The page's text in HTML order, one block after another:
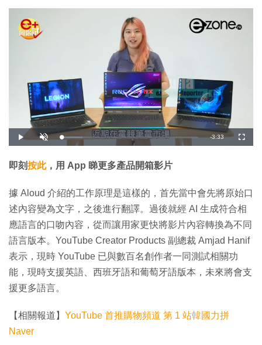
播
放
開
啟
載
入
:
1
1
%
剩
間
-3:33
全
螢
即刻按此，用 App 睇更多產品開箱影片
據 Aloud 介紹的工作原理是這樣的，首先當中會先將原始口
述內容變為文字，之後進行翻譯。過後就經 AI 生成符合相
應語言的口吻內容，從而讓用家更快將影片內容轉換為不同
語言版本。YouTube Creator Products 副總裁 Amjad Hanif
表示，現時 YouTube 已與數百名創作者一同測試相關功
能，現時支援英語、西班牙語和葡萄牙語版本，未來將會支
援更多語言。
【相關報道】 YouTube 首推購物頻道 第 1 站韓國力拼
Naver